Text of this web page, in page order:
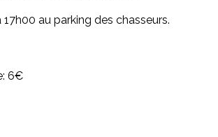
au parking des chasseurs.
6€